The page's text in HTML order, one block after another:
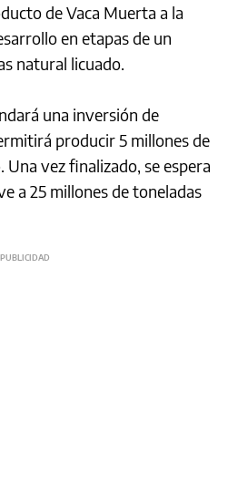
de Vaca Muerta a la
en etapas de un
natural licuado.
una inversión de
producir 5 millones de
Una vez finalizado, se espera
a 25 millones de toneladas